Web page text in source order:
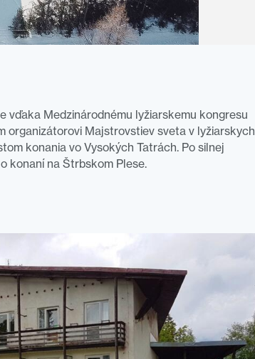
vďaka Medzinárodnému lyžiarskemu kongresu
organizátorovi Majstrovstiev sveta v lyžiarskych
konania vo Vysokých Tatrách. Po silnej
konaní na Štrbskom Plese.